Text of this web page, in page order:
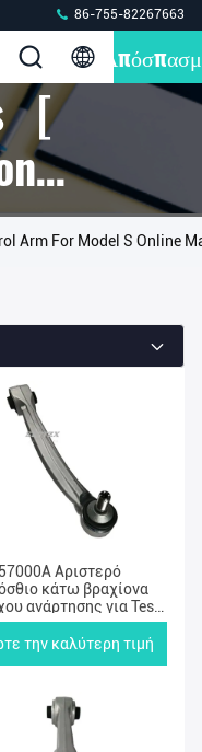
86-755-82267663
[
]
Arm For Model S Online
Αριστερό
κάτω βραχίονα
ανάρτησης για Tesla
S Model X
την καλύτερη τιμή